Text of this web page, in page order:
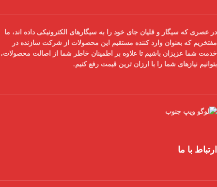
در عصری که سیگار و قلیان جای خود را به سیگارهای الکترونیکی داده اند، ما
مفتخریم که بعنوان وارد کننده مستقیم این محصولات از شرکت سازنده در
خدمت شما عزیزان باشیم تا علاوه بر اطمینان خاطر شما از
اصالت محصولات،
بتوانیم نیازهای شما را با ارزان ترین قیمت رفع کنیم.
ارتباط با ما